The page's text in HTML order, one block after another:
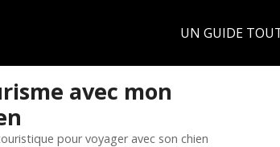
UN GUIDE
avec mon
pour voyager avec son chien